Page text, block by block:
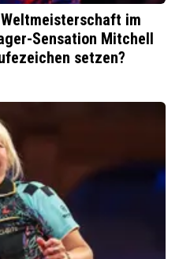
im
Sensation Mitchell
setzen?